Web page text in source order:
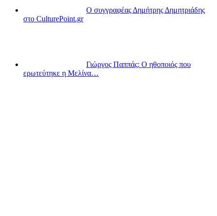
Ο συγγραφέας Δημήτρης Δημητριάδης
στο CulturePoint.gr
Γιώργος Παππάς: Ο ηθοποιός που
ερωτεύτηκε η Μελίνα…